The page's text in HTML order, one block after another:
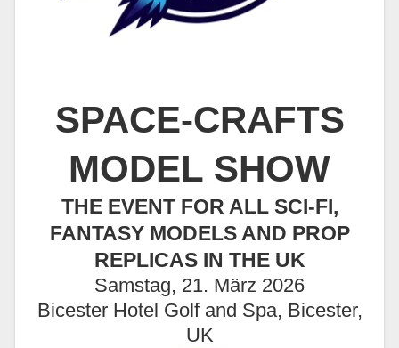
SPACE-CRAFTS
MODEL SHOW
THE EVENT FOR ALL SCI-FI,
FANTASY MODELS AND PROP
REPLICAS IN THE UK
Samstag, 21. März 2026
Bicester Hotel Golf and Spa, Bicester,
UK